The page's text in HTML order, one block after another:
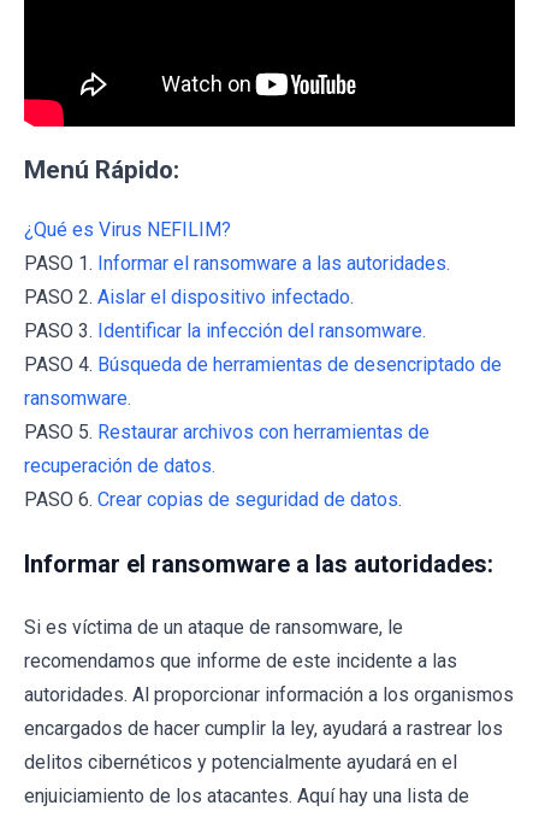
Menú Rápido:
¿Qué es Virus NEFILIM?
PASO 1. Informar el ransomware a las autoridades.
PASO 2. Aislar el dispositivo infectado.
PASO 3. Identificar la infección del ransomware.
PASO 4. Búsqueda de herramientas de desencriptado de
ransomware.
PASO 5. Restaurar archivos con herramientas de
recuperación de datos.
PASO 6. Crear copias de seguridad de datos.
Informar el ransomware a las autoridades:
Si es víctima de un ataque de ransomware, le
recomendamos que informe de este incidente a las
autoridades. Al proporcionar información a los organismos
encargados de hacer cumplir la ley, ayudará a rastrear los
delitos cibernéticos y potencialmente ayudará en el
enjuiciamiento de los atacantes. Aquí hay una lista de